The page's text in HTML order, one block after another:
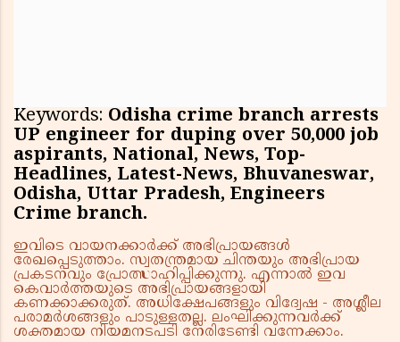
Keywords: Odisha crime branch arrests
UP engineer for duping over 50,000 job
aspirants, National, News, Top-
Headlines, Latest-News, Bhuvaneswar,
Odisha, Uttar Pradesh, Engineers
Crime branch.
ഇവിടെ വായനക്കാർക്ക് അഭിപ്രായങ്ങൾ
രേഖപ്പെടുത്താം. സ്വതന്ത്രമായ ചിന്തയും അഭിപ്രായ
പ്രകടനവും പ്രോത്സാഹിപ്പിക്കുന്നു. എന്നാൽ ഇവ
കെവാർത്തയുടെ അഭിപ്രായങ്ങളായി
കണക്കാക്കരുത്. അധിക്ഷേപങ്ങളും വിദ്വേഷ - അശ്ലീല
പരാമർശങ്ങളും പാടുള്ളതല്ല. ലംഘിക്കുന്നവർക്ക്
ശക്തമായ നിയമനടപടി നേരിടേണ്ടി വന്നേക്കാം.